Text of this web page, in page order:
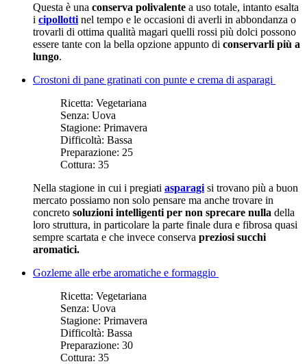
Questa è una conserva polivalente a uso totale, intanto esalta
i cipollotti nel tempo e le occasioni di averli in abbondanza o
trovarli di ottima qualità magari quelli rossi più dolci possono
essere tante con la bella opzione appunto di conservarli più a
lungo.
Crostoni di pane gratinati con punte e crema di asparagi
Ricetta: Vegetariana
Senza: Uova
Stagione: Primavera
Difficoltà: Bassa
Preparazione: 25
Cottura: 35
Nella stagione in cui i pregiati asparagi si trovano più a buon
mercato possiamo non solo pensare ma anche trovare in
concreto soluzioni intelligenti per non sprecare nulla della
loro struttura, in particolare la parte finale dura e fibrosa quasi
sempre scartata e che invece conserva preziosi succhi
aromatici.
Gozleme alle erbe aromatiche e formaggio
Ricetta: Vegetariana
Senza: Uova
Stagione: Primavera
Difficoltà: Bassa
Preparazione: 30
Cottura: 35